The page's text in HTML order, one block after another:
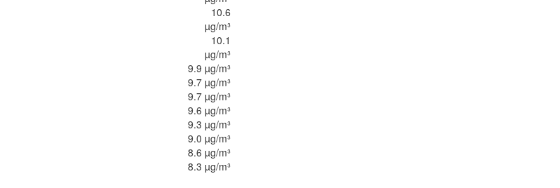
10.6
µg/m³
10.1
µg/m³
9.9 µg/m³
9.7 µg/m³
9.7 µg/m³
9.6 µg/m³
9.3 µg/m³
9.0 µg/m³
8.6 µg/m³
8.3 µg/m³